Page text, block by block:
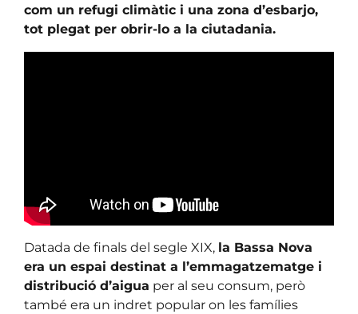
com un refugi climàtic i una zona d’esbarjo,
tot plegat per obrir-lo a la ciutadania.
Datada de finals del segle XIX, la Bassa Nova
era un espai destinat a l’emmagatzematge i
distribució d’aigua per al seu consum, però
també era un indret popular on les famílies